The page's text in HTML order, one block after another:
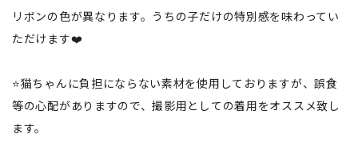
リボンの色が異なります。うちの子だけの特別感を味わってい
ただけます❤️
⭐️猫ちゃんに負担にならない素材を使用しておりますが、誤食
等の心配がありますので、撮影用としての着用をオススメ致し
ます。